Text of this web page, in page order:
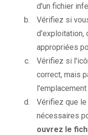
d'un fichier
Vérifiez si
d'exploitation,
appropriées
Vérifiez si
correct, mais
Vérifiez que
nécessaires
ouvrez le